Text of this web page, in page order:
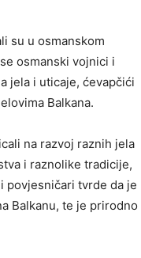
su u osmanskom
osmanski vojnici i
jela i uticaje, ćevapčići
Balkana.
na razvoj raznih jela
i raznolike tradicije,
povjesničari tvrde da je
Balkanu, te je prirodno